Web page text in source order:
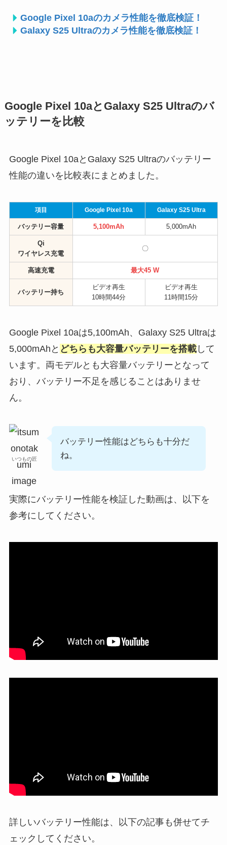
Google Pixel 10aのカメラ性能を徹底検証！
Galaxy S25 Ultraのカメラ性能を徹底検証！
Google Pixel 10aとGalaxy S25 Ultraのバ
ッテリーを比較
Google Pixel 10aとGalaxy S25 Ultraのバッテリー
性能の違いを比較表にまとめました。
項目 Google Pixel 10a Galaxy S25 Ultra
バッテリー容量 5,100mAh 5,000mAh
Qi
ワイヤレス充電
〇
高速充電 最大45 W
バッテリー持ち
ビデオ再生
10時間44分
ビデオ再生
11時間15分
Google Pixel 10aは5,100mAh、Galaxy S25 Ultraは
5,000mAhと どちらも大容量バッテリーを搭載して
います。両モデルとも大容量バッテリーとなって
おり、バッテリー不足を感じることはありませ
ん。
いつもの匠
バッテリー性能はどちらも十分だ
ね。
実際にバッテリー性能を検証した動画は、以下を
参考にしてください。
詳しいバッテリー性能は、以下の記事も併せてチ
ェックしてください。